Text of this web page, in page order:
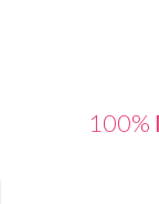
100%